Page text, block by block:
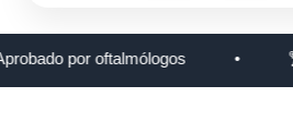
por oftalmólogos 🏆